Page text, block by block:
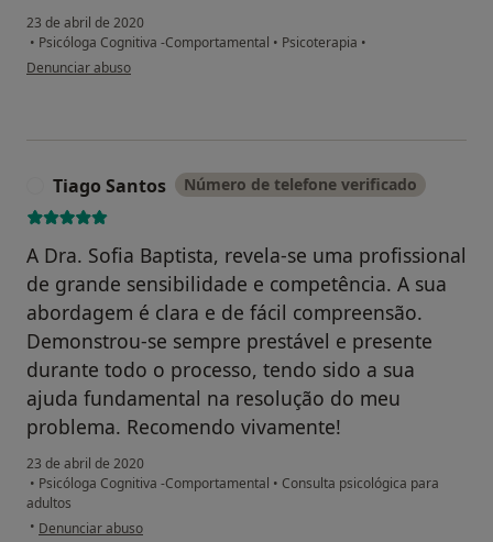
23 de abril de 2020
• Psicóloga Cognitiva -Comportamental • Psicoterapia •
na opinião do utilizador M. J. S. A.
Denunciar abuso
Tiago Santos Número de telefone verificado
A Dra. Sofia Baptista, revela-se uma profissional
de grande sensibilidade e competência. A sua
abordagem é clara e de fácil compreensão.
Demonstrou-se sempre prestável e presente
durante todo o processo, tendo sido a sua
ajuda fundamental na resolução do meu
problema. Recomendo vivamente!
23 de abril de 2020
• Psicóloga Cognitiva -Comportamental • Consulta psicológica para
adultos
• na opinião do utilizador Tiago Santos
Denunciar abuso